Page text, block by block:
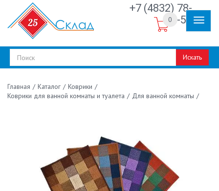
+7 (4832) 78-
30-50
Искать
0
Главная / Каталог / Коврики /
Коврики для ванной комнаты и туалета / Для ванной комнаты /